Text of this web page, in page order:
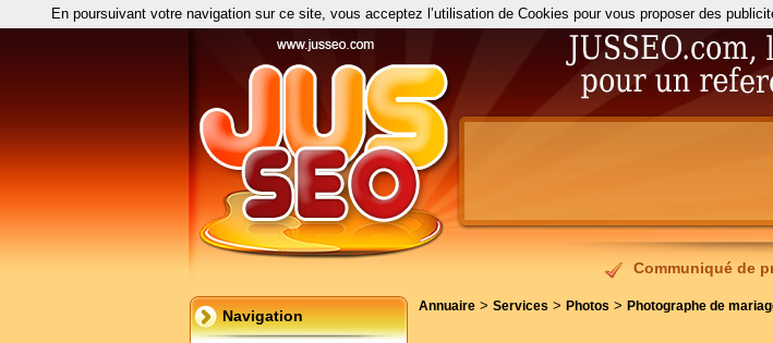
Communiqué de
Navigation
Annuaire > Services > Photos > Photographe de
En poursuivant votre navigation sur ce site, vous acceptez l’utilisation de Cookies pour vous proposer des